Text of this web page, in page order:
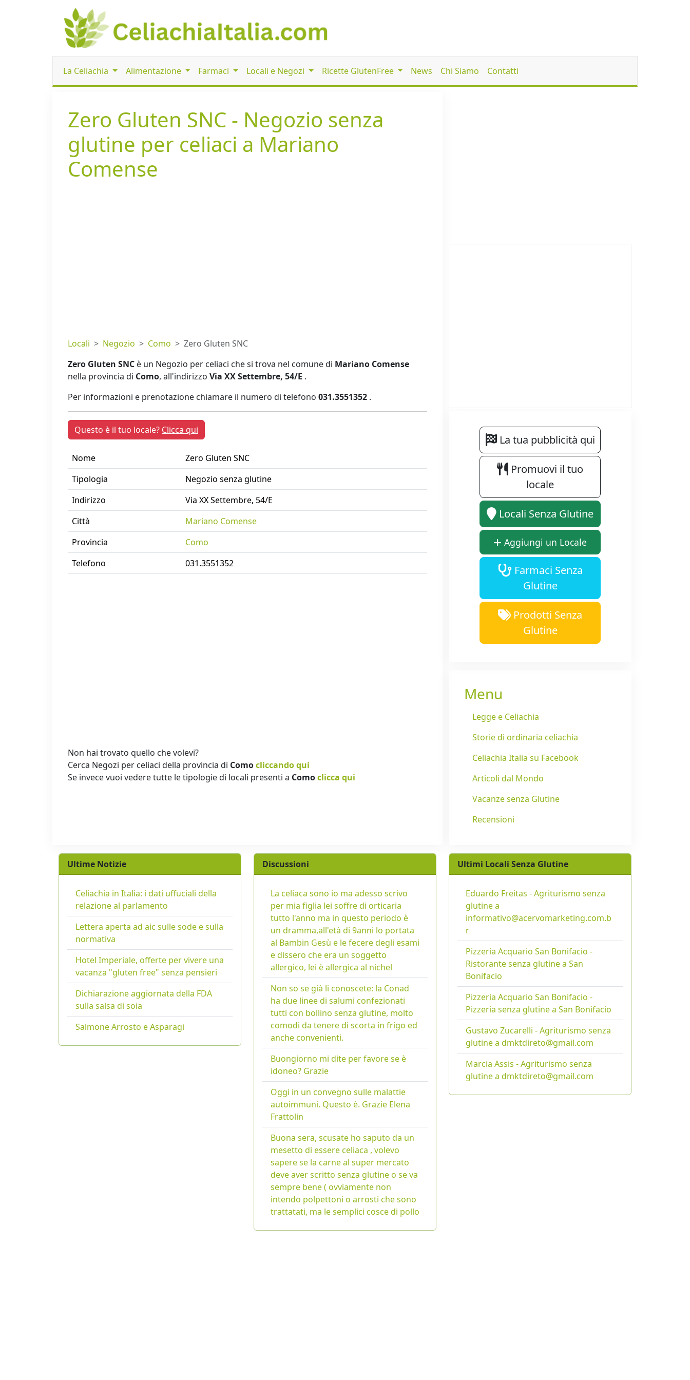
La Celiachia Alimentazione Farmaci Locali e Negozi Ricette GlutenFree News Chi Siamo Contatti
Zero Gluten SNC - Negozio senza
glutine per celiaci a Mariano
Comense
Locali Negozio Como
Zero Gluten SNC
Zero Gluten SNC è un Negozio per celiaci che si trova nel comune di Mariano Comense
nella provincia di Como, all'indirizzo Via XX Settembre, 54/E .
Per informazioni e prenotazione chiamare il numero di telefono 031.3551352 .
Questo è il tuo locale? Clicca qui
Nome
Zero Gluten SNC
Tipologia
Negozio senza glutine
Indirizzo
Via XX Settembre, 54/E
Città
Mariano Comense
Provincia
Como
Telefono
031.3551352
Non hai trovato quello che volevi?
Cerca Negozi per celiaci della provincia di Comocliccando qui
Se invece vuoi vedere tutte le tipologie di locali presenti a Comoclicca qui
La tua pubblicità qui
Promuovi il tuo
locale
Locali Senza Glutine
Aggiungi un Locale
Farmaci Senza
Glutine
Prodotti Senza
Glutine
Menu
Legge e Celiachia
Storie di ordinaria celiachia
Celiachia Italia su Facebook
Articoli dal Mondo
Vacanze senza Glutine
Recensioni
Ultime Notizie
Celiachia in Italia: i dati uffuciali della
relazione al parlamento
Lettera aperta ad aic sulle sode e sulla
normativa
Hotel Imperiale, offerte per vivere una
vacanza "gluten free" senza pensieri
Dichiarazione aggiornata della FDA
sulla salsa di soia
Salmone Arrosto e Asparagi
Discussioni
La celiaca sono io ma adesso scrivo
per mia figlia lei soffre di orticaria
tutto l'anno ma in questo periodo è
un dramma,all'età di 9anni lo portata
al Bambin Gesù e le fecere degli esami
e dissero che era un soggetto
allergico, lei è allergica al nichel
Non so se già li conoscete: la Conad
ha due linee di salumi confezionati
tutti con bollino senza glutine, molto
comodi da tenere di scorta in frigo ed
anche convenienti.
Buongiorno mi dite per favore se è
idoneo? Grazie
Oggi in un convegno sulle malattie
autoimmuni. Questo è. Grazie Elena
Frattolin
Buona sera, scusate ho saputo da un
mesetto di essere celiaca , volevo
sapere se la carne al super mercato
deve aver scritto senza glutine o se va
sempre bene ( ovviamente non
intendo polpettoni o arrosti che sono
trattatati, ma le semplici cosce di pollo
Ultimi Locali Senza Glutine
Eduardo Freitas - Agriturismo senza
glutine a
informativo@acervomarketing.com.b
r
Pizzeria Acquario San Bonifacio -
Ristorante senza glutine a San
Bonifacio
Pizzeria Acquario San Bonifacio -
Pizzeria senza glutine a San Bonifacio
Gustavo Zucarelli - Agriturismo senza
glutine a dmktdireto@gmail.com
Marcia Assis - Agriturismo senza
glutine a dmktdireto@gmail.com